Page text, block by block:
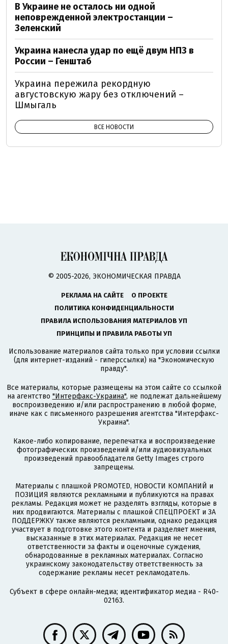
В Украине не осталось ни одной
неповрежденной электростанции –
Зеленский
Украина нанесла удар по ещё двум НПЗ в
России – Генштаб
Украина пережила рекордную
августовскую жару без отключений –
Шмыгаль
ВСЕ НОВОСТИ
© 2005-2026, ЭКОНОМИЧЕСКАЯ ПРАВДА
РЕКЛАМА НА САЙТЕ
О ПРОЕКТЕ
ПОЛИТИКА КОНФИДЕНЦИАЛЬНОСТИ
ПРАВИЛА ИСПОЛЬЗОВАНИЯ МАТЕРИАЛОВ УП
ПРИНЦИПЫ И ПРАВИЛА РАБОТЫ УП
Использование материалов сайта только при условии ссылки
(для интернет-изданий - гиперссылки) на "Экономическую
правду".
Все материалы, которые размещены на этом сайте со ссылкой
на агентство "Интерфакс-Украина", не подлежат дальнейшему
воспроизведению и/или распространению в любой форме,
иначе как с письменного разрешения агентства "Интерфакс-
Украина".
Какое-либо копирование, перепечатка и воспроизведение
фотографических произведений и/или аудиовизуальных
произведений правообладателя Getty Images строго
запрещены.
Материалы с плашкой PROMOTED, НОВОСТИ КОМПАНИЙ и
ПОЗИЦИЯ являются рекламными и публикуются на правах
рекламы. Редакция может не разделять взгляды, которые в
них продвигаются. Материалы с плашкой СПЕЦПРОЕКТ и ЗА
ПОДДЕРЖКУ также являются рекламными, однако редакция
участвует в подготовке этого контента и разделяет мнения,
высказанные в этих материалах. Редакция не несет
ответственности за факты и оценочные суждения,
обнародованные в рекламных материалах. Согласно
украинскому законодательству ответственность за
содержание рекламы несет рекламодатель.
Субъект в сфере онлайн-медиа; идентификатор медиа - R40-
02163.